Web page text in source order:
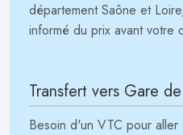
département Saône et
informé du prix avant votre
Transfert vers Gare
Besoin d'un VTC pour